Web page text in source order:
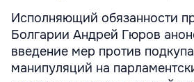
Исполняющий обязанности
Болгарии Андрей Гюров
введение мер против
манипуляций на